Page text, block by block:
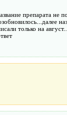
препарата не
только на